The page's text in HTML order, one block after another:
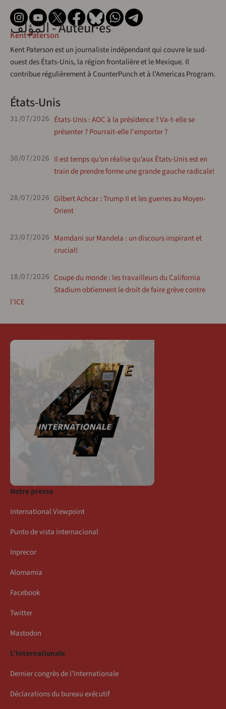
المؤلف - Auteur·esKent Paterson
Kent Paterson est un journaliste indépendant qui couvre le sud-
ouest des États-Unis, la région frontalière et le Mexique. Il
contribue régulièrement à CounterPunch et à l’Americas Program.
États-Unis
31/07/2026 États-Unis : AOC à la présidence ? Va-t-elle se
présenter ? Pourrait-elle l'emporter ?
30/07/2026 Il est temps qu’on réalise qu’aux États-Unis est en
train de prendre forme une grande gauche radicale!
28/07/2026 Gilbert Achcar : Trump II et les guerres au Moyen-
Orient
23/07/2026 Mamdani sur Mandela : un discours inspirant et
crucial!
18/07/2026 Coupe du monde : les travailleurs du California
Stadium obtiennent le droit de faire grève contre
l’ICE
Notre presse
International Viewpoint
Punto de vista internacional
Inprecor
Alomamia
Facebook
Twitter
Mastodon
L’Internationale
Dernier congrès de l’Internationale
Déclarations du bureau exécutif